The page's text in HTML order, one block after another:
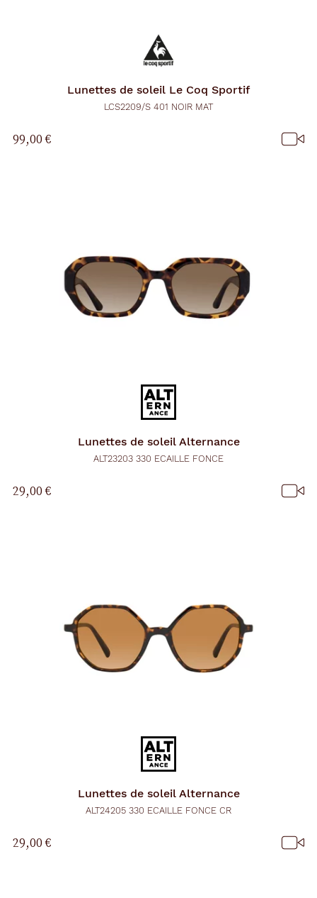
Lunettes de soleil Le Coq Sportif
LCS2209/S 401 NOIR MAT
99,00 €
Lunettes de soleil Alternance
ALT23203 330 ECAILLE FONCE
29,00 €
Lunettes de soleil Alternance
ALT24205 330 ECAILLE FONCE CR
29,00 €